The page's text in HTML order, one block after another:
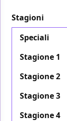
Stagioni
Speciali
Stagione 1
Stagione 2
Stagione 3
Stagione 4